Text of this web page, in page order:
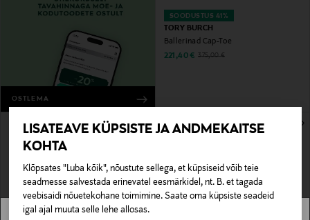
LISATEAVE KÜPSISTE JA ANDMEKAITSE
KOHTA
Klõpsates "Luba kõik", nõustute sellega, et küpsiseid võib teie
seadmesse salvestada erinevatel eesmärkidel, nt. B. et tagada
veebisaidi nõuetekohane toimimine. Saate oma küpsiste seadeid
igal ajal muuta selle lehe allosas.
OSTLEMA
SOODUSTUS 41%
TORY BURCH
Ballerinad Cap-Toe
Discounted Price
221,40 € Original Price
375,00 €